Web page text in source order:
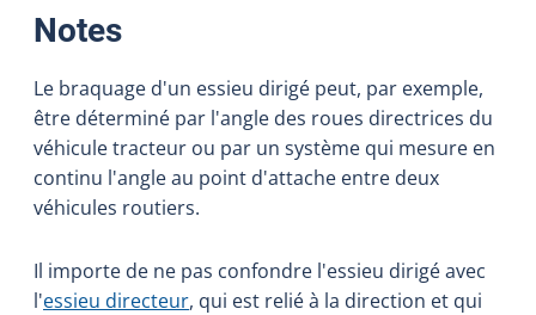
Notes:
Le braquage d'un essieu dirigé peut, par exemple,
être déterminé par l'angle des roues directrices du
véhicule tracteur ou par un système qui mesure en
continu l'angle au point d'attache entre deux
véhicules routiers.
Il importe de ne pas confondre l'essieu dirigé avec
l'essieu directeur, qui est relié à la direction et qui